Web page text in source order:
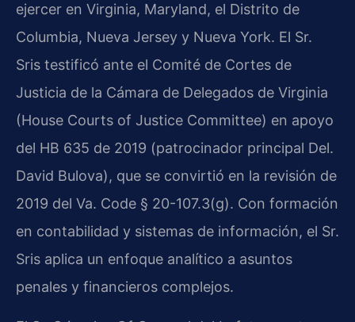
ejercer en Virginia, Maryland, el Distrito de
Columbia, Nueva Jersey y Nueva York. El Sr.
Sris testificó ante el Comité de Cortes de
Justicia de la Cámara de Delegados de Virginia
(House Courts of Justice Committee) en apoyo
del HB 635 de 2019 (patrocinador principal Del.
David Bulova), que se convirtió en la revisión de
2019 del Va. Code § 20-107.3(g). Con formación
en contabilidad y sistemas de información, el Sr.
Sris aplica un enfoque analítico a asuntos
penales y financieros complejos.